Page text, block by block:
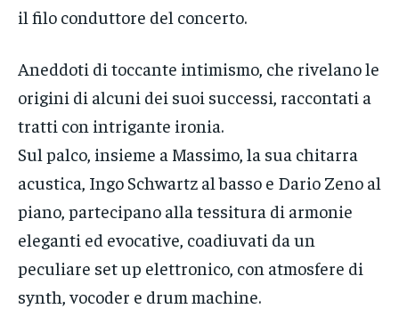
il filo conduttore del concerto.
Aneddoti di toccante intimismo, che rivelano le
origini di alcuni dei suoi successi, raccontati a
tratti con intrigante ironia.
Sul palco, insieme a Massimo, la sua chitarra
acustica, Ingo Schwartz al basso e Dario Zeno al
piano, partecipano alla tessitura di armonie
eleganti ed evocative, coadiuvati da un
peculiare set up elettronico, con atmosfere di
synth, vocoder e drum machine.